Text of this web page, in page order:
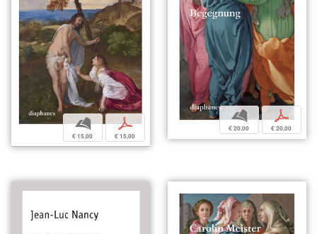
b
€ 15,00
p
€ 15,00
b
€ 20,00
p
€ 20,00